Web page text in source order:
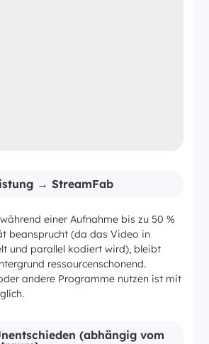
→ StreamFab
einer Aufnahme bis zu 50 %
beansprucht (da das Video in
und parallel kodiert wird), bleibt
ressourcenschonend.
andere Programme nutzen ist mit
(abhängig vom